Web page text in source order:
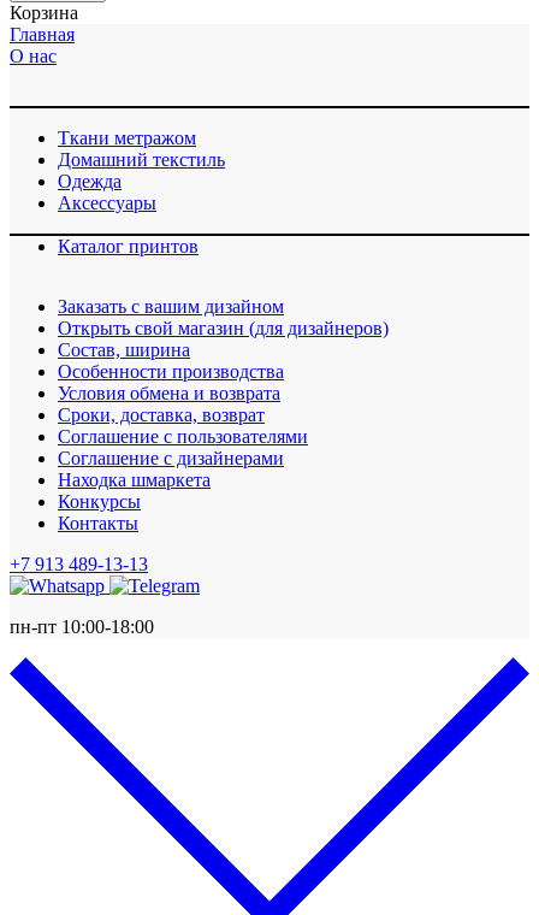
Корзина
Главная
О нас
Ткани метражом
Домашний текстиль
Одежда
Аксессуары
Каталог принтов
Заказать с вашим дизайном
Открыть свой магазин (для дизайнеров)
Cостав, ширина
Особенности производства
Условия обмена и возврата
Сроки, доставка, возврат
Соглашение с пользователями
Соглашение с дизайнерами
Находка шмаркета
Конкурсы
Контакты
+7 913 489-13-13
пн-пт 10:00-18:00